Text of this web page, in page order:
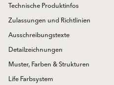
Technische Produktinfos
Zulassungen und Richtlinien
Ausschreibungstexte
Detailzeichnungen
Muster, Farben & Strukturen
Life Farbsystem